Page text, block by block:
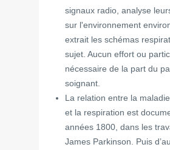
signaux radio, analyse
sur l'environnement
extrait les schémas
sujet. Aucun effort ou
nécessaire de la part du
soignant.
La relation entre la
et la respiration est
années 1800, dans les
James Parkinson. Puis